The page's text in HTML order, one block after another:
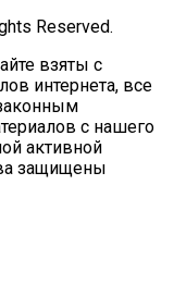
Reserved.
взяты с
интернета, все
с нашего
активной
защищены